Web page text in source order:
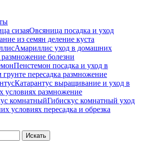
Овсяница посадка и уход
из семян деление куста
Амариллис уход в домашних
болезни
Пенстемон посадка и уход в
пересадка размножение
Катарантус выращивание и уход в
условиях размножение
Гибискус комнатный уход
условиях пересадка и обрезка